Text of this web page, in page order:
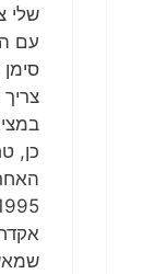
שלי
עם
כן,